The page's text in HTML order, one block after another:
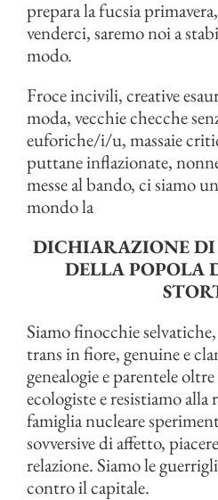
prepara la fucsia
venderci, saremo noi a
modo.
Froce incivili, creative
moda, vecchie checche
euforiche/i/u, massaie
puttane inflazionate,
messe al bando, ci siamo
mondo la
DICHIARAZIONE
DELLA POPOLA
Siamo finocchie
trans in fiore, genuine e
genealogie e parentele
ecologiste e resistiamo
famiglia nucleare
sovversive di affetto,
relazione. Siamo le
contro il capitale.